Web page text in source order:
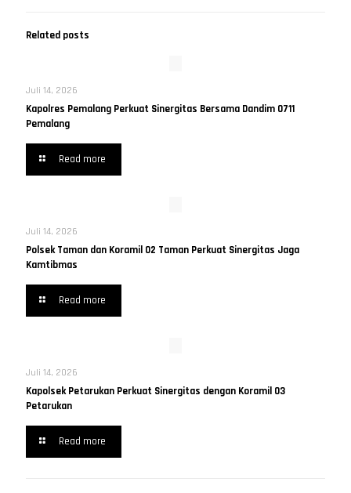
Related posts
Juli 14, 2026
Kapolres Pemalang Perkuat Sinergitas Bersama Dandim 0711
Pemalang
Read more
Juli 14, 2026
Polsek Taman dan Koramil 02 Taman Perkuat Sinergitas Jaga
Kamtibmas
Read more
Juli 14, 2026
Kapolsek Petarukan Perkuat Sinergitas dengan Koramil 03
Petarukan
Read more